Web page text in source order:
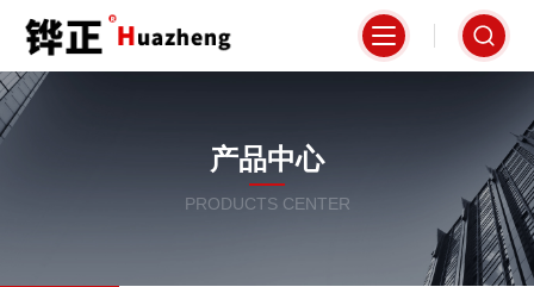
产品中心
PRODUCTS CENTER